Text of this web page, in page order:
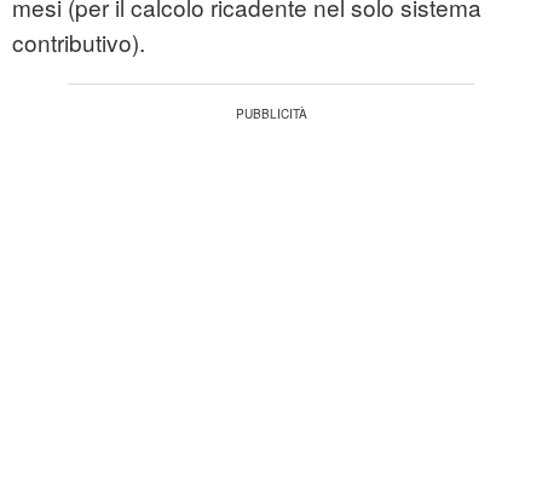
mesi (per il calcolo ricadente nel solo sistema
contributivo).